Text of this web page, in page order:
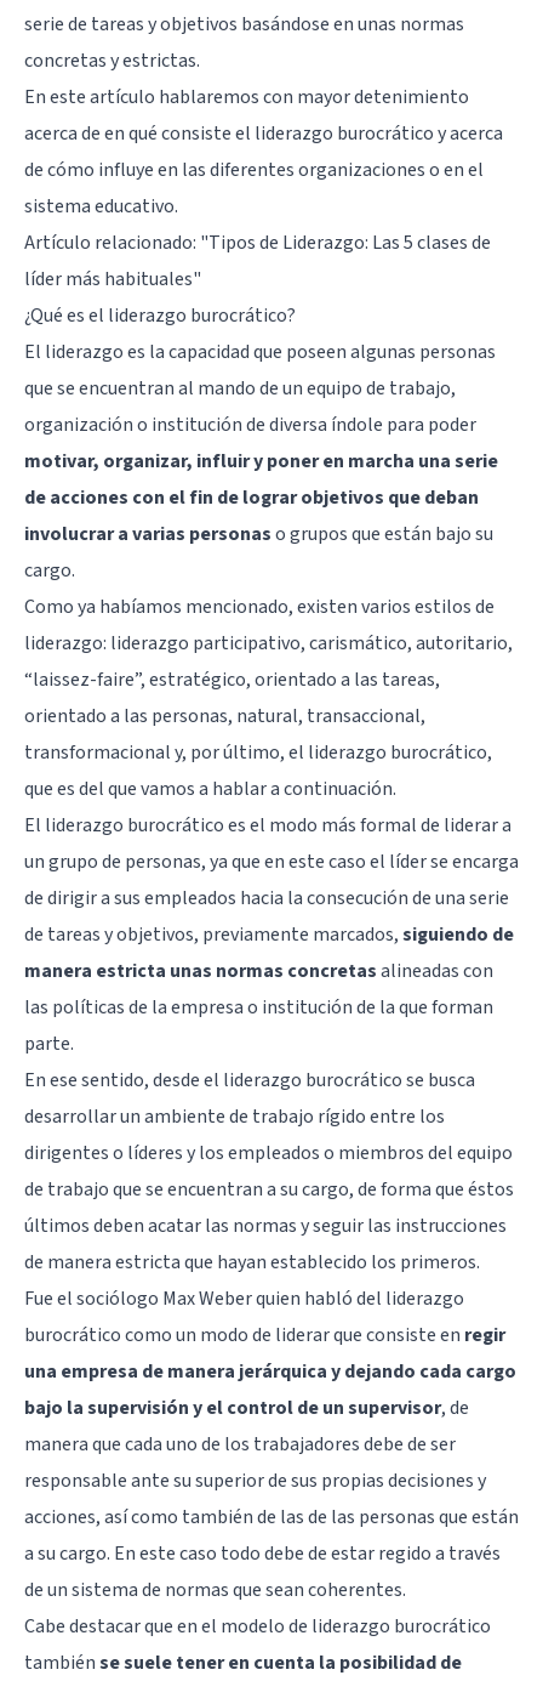
serie de tareas y objetivos basándose en unas normas
concretas y estrictas.
En este artículo hablaremos con mayor detenimiento
acerca de en qué consiste el liderazgo burocrático y acerca
de cómo influye en las diferentes organizaciones o en el
sistema educativo.
Artículo relacionado: "Tipos de Liderazgo: Las 5 clases de
líder más habituales"
¿Qué es el liderazgo burocrático?
El liderazgo es la capacidad que poseen algunas personas
que se encuentran al mando de un equipo de trabajo,
organización o institución de diversa índole para poder
motivar, organizar, influir y poner en marcha una serie
de acciones con el fin de lograr objetivos que deban
involucrar a varias personaso grupos que están bajo su
cargo.
Como ya habíamos mencionado, existen varios estilos de
liderazgo: liderazgo participativo, carismático, autoritario,
“laissez-faire”, estratégico, orientado a las tareas,
orientado a las personas, natural, transaccional,
transformacional y, por último, el liderazgo burocrático,
que es del que vamos a hablar a continuación.
El liderazgo burocrático es el modo más formal de liderar a
un grupo de personas, ya que en este caso el líder se encarga
de dirigir a sus empleados hacia la consecución de una serie
de tareas y objetivos, previamente marcados,siguiendo de
manera estricta unas normas concretasalineadas con
las políticas de la empresa o institución de la que forman
parte.
En ese sentido, desde el liderazgo burocrático se busca
desarrollar un ambiente de trabajo rígido entre los
dirigentes o líderes y los empleados o miembros del equipo
de trabajo que se encuentran a su cargo, de forma que éstos
últimos deben acatar las normas y seguir las instrucciones
de manera estricta que hayan establecido los primeros.
Fue el sociólogo Max Weberquien habló del liderazgo
burocrático como un modo de liderar que consiste en regir
una empresa de manera jerárquica y dejando cada cargo
bajo la supervisión y el control de un supervisor, de
manera que cada uno de los trabajadores debe de ser
responsable ante su superior de sus propias decisiones y
acciones, así como también de las de las personas que están
a su cargo. En este caso todo debe de estar regido a través
de un sistema de normas que sean coherentes.
Cabe destacar que en el modelo de liderazgo burocrático
tambiénse suele tener en cuenta la posibilidad de